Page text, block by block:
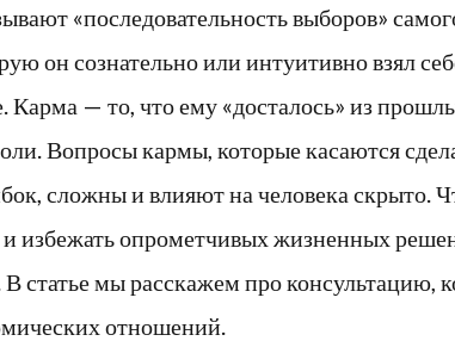
«последовательность выборов»
он сознательно или интуитивно взял
Карма — то, что ему «досталось» из
Вопросы кармы, которые касаются
сложны и влияют на человека скрыто.
и избежать опрометчивых жизненных
В статье мы расскажем про консультацию,
отношений.